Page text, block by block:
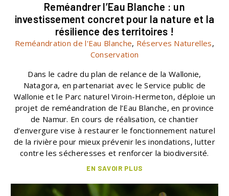
Reméandrer l’Eau Blanche : un
investissement concret pour la nature et la
résilience des territoires !
Reméandration de l'Eau Blanche, Réserves Naturelles,
Conservation
Dans le cadre du plan de relance de la Wallonie,
Natagora, en partenariat avec le Service public de
Wallonie et le Parc naturel Viroin-Hermeton, déploie un
projet de reméandration de l’Eau Blanche, en province
de Namur. En cours de réalisation, ce chantier
d’envergure vise à restaurer le fonctionnement naturel
de la rivière pour mieux prévenir les inondations, lutter
contre les sécheresses et renforcer la biodiversité.
EN SAVOIR PLUS